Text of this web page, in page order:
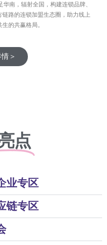
南，辐射全国，构建连锁品牌、
路的连锁加盟生态圈，助力线上
的共赢格局。
＞
点
业专区
链专区